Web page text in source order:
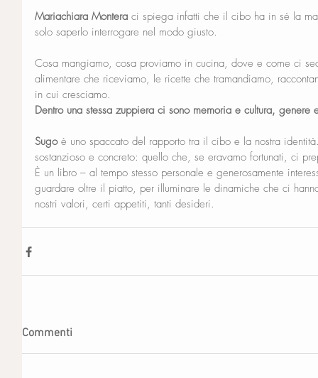
Mariachiara Montera ci spiega infatti che il cibo ha in sé la
solo saperlo interrogare nel modo giusto.
Cosa mangiamo, cosa proviamo in cucina, dove e come ci
alimentare che riceviamo, le ricette che tramandiamo,
in cui cresciamo.
Dentro una stessa zuppiera ci sono memoria e cultura,
Sugo è uno spaccato del rapporto tra il cibo e la nostra
sostanzioso e concreto: quello che, se eravamo fortunati, ci
È un libro – al tempo stesso personale e generosamente
guardare oltre il piatto, per illuminare le dinamiche che ci
nostri valori, certi appetiti, tanti desideri.
Commenti